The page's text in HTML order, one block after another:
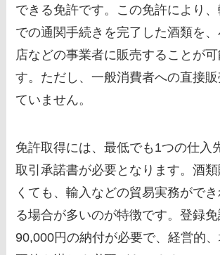
できる免許です。この免許により
での通関手続きを完了した酒類を
店などの事業者に販売することが可
す。ただし、一般消費者への直接
ていません。
免許取得には、最低でも1つの仕入
取引承諾書が必要となります。酒
くても、輸入などの貿易実務がで
る場合が多いのが特徴です。登録
90,000円の納付が必要で、経営的